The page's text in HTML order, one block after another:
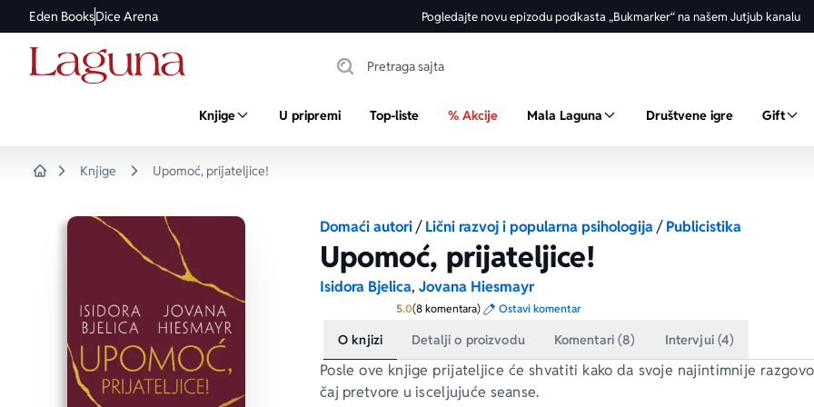
Eden BooksDice Arena Pogledajte novu epizodu podkasta „Bukmarker“ na našem Jutjub kanalu
Knjige U pripremi Top-liste % Akcije Mala Laguna Društvene igre Gift
Knjige Upomoć, prijateljice!
Domaći autori/Lični razvoj i popularna psihologija/Publicistika
Upomoć, prijateljice!
Isidora Bjelica, Jovana Hiesmayr
5.0Prosecna ocena je 5.0 od 5
(8 komentara) Ostavi komentar
O knjizi Detalji o proizvodu Komentari (8) Intervjui (4)
Posle ove knjige prijateljice će shvatiti kako da svoje najintimnije
čaj pretvore u isceljujuće seanse.